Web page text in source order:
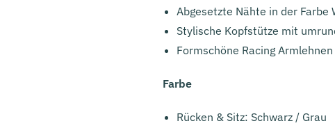
Abgesetzte Nähte in der Farbe
Stylische Kopfstütze mit
Formschöne Racing
Farbe
Rücken & Sitz: Schwarz / Grau